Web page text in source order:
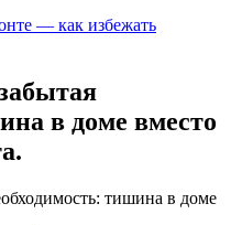
— как избежать
в доме вместо